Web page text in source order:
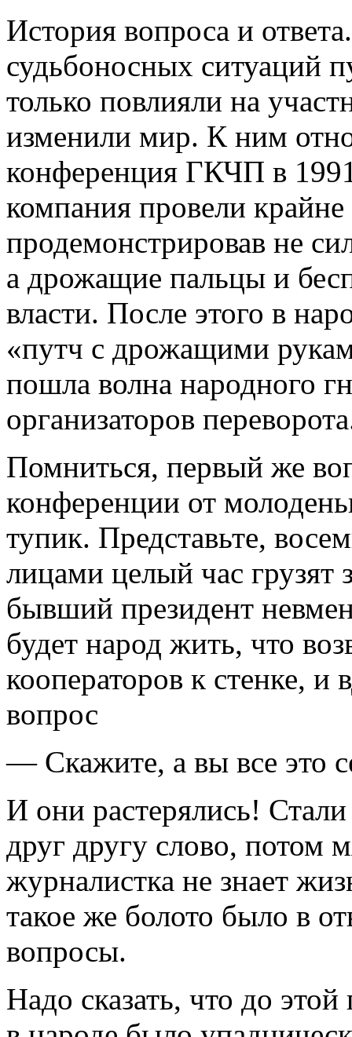
История вопроса и
судьбоносных ситуаций
только повлияли на
изменили мир. К ним
конференция ГКЧП в
компания провели
продемонстрировав не
а дрожащие пальцы и
власти. После этого в
«путч с дрожащими
пошла волна народного
организаторов
Помниться, первый же
конференции от
тупик. Представьте,
лицами целый час грузят
бывший президент
будет народ жить, что
кооператоров к стенке,
вопрос
— Скажите, а вы все это
И они растерялись! Стали
друг другу слово, потом
журналистка не знает
такое же болото было в
вопросы.
Надо сказать, что до